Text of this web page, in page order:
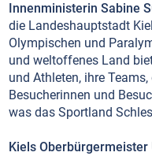
Innenministerin Sabine
die Landeshauptstadt
Olympischen und
und weltoffenes Land
und Athleten, ihre
Besucherinnen und
was das Sportland
Kiels